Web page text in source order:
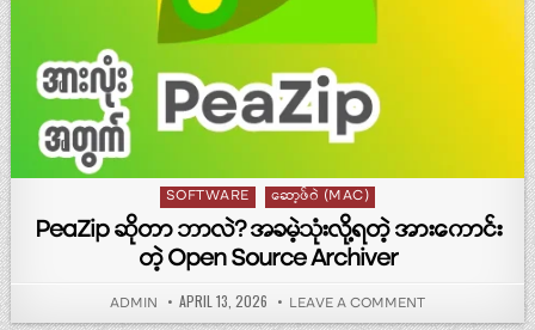
Posted in
SOFTWARE ဆော့ဖ်ဝဲ (MAC)
PeaZip ဆိုတာ ဘာလဲ? အခမဲ့သုံးလို့ရတဲ့ အားကောင်း
တဲ့ Open Source Archiver
AUTHOR:
ADMIN PUBLISHED DATE:
APRIL 13, 2026 LEAVE A COMMENTON PEAZIP ဆိုတ